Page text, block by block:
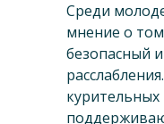
Среди
мнение о
безопасный